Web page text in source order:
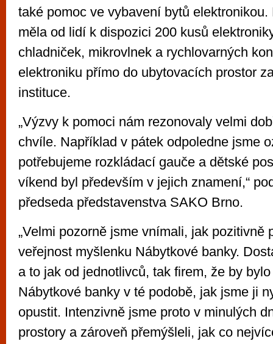
také pomoc ve vybavení bytů
měla od lidí k dispozici 200 kusů
chladniček, mikrovlnek a rychlovarných
elektroniku přímo do ubytovacích prostor
instituce.
„Výzvy k pomoci nám rezonovaly velmi
chvíle. Například v pátek odpoledne jsme
potřebujeme rozkládací gauče a dětské
víkend byl především v jejich znamení,“
předseda představenstva SAKO Brno.
„Velmi pozorně jsme vnímali, jak pozitivně
veřejnost myšlenku Nábytkové banky.
a to jak od jednotlivců, tak firem, že by
Nábytkové banky v té podobě, jak jsme ji
opustit. Intenzivně jsme proto v minulých
prostory a zároveň přemýšleli, jak co